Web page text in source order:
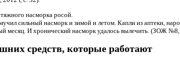
насморка росой.
сильный насморк и зимой и летом. Капли из аптеки,
месяц. И хронический насморк удалось вылечить. (ЗОЖ №8,
средств, которые работают